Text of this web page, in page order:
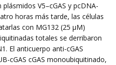
V5–cGAS y pcDNA-
horas más tarde, las células
con MG132 (25 µM)
totales se derribaron
El anticuerpo anti-cGAS
cGAS cGAS monoubiquitinado,